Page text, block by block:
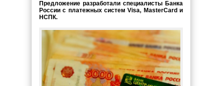
Предложение разработали специалисты Банка
России с платежных систем Visa, MasterCard и
НСПК.